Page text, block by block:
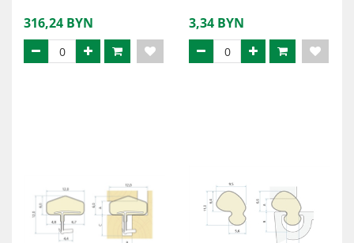
316,24 BYN
3,34 BYN